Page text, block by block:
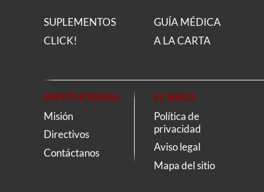
SUPLEMENTOS
CLICK!
GUÍA MÉDICA
A LA CARTA
INSTITUCIONAL
Misión
Directivos
Contáctanos
EL SIGLO
Política de
privacidad
Aviso legal
Mapa del sitio